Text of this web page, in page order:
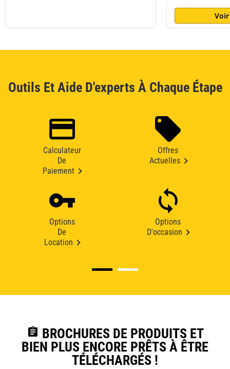
Outils Et Aide D'experts À Chaque Étape
Calculateur
De
Paiement
Offres
Actuelles
Options
De
Location
Options
D'occasion
assignment BROCHURES DE PRODUITS ET
BIEN PLUS ENCORE PRÊTS À ÊTRE
TÉLÉCHARGÉS !